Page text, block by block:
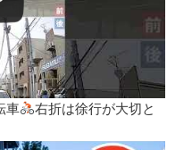
車
右折は徐行が大切と